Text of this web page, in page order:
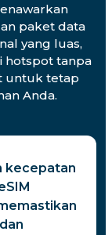
paket data
yang luas,
hotspot tanpa
untuk tetap
Anda.
kecepatan